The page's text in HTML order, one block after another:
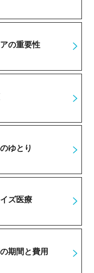
の重要性
ゆとり
ズ医療
期間と費用